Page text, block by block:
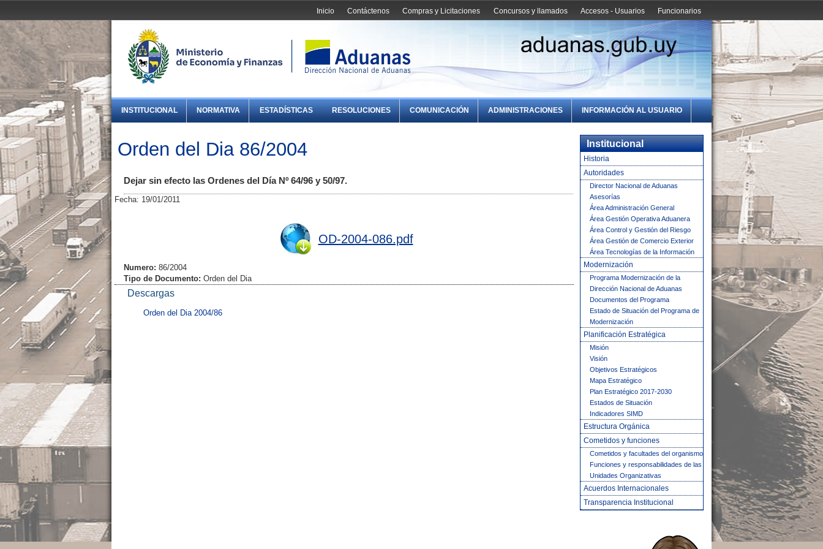
Funcionarios
Accesos - Usuarios
Concursos y llamados
Compras y Licitaciones
Contáctenos
Inicio
INSTITUCIONAL NORMATIVA ESTADÍSTICAS RESOLUCIONES COMUNICACIÓN ADMINISTRACIONES INFORMACIÓN AL USUARIO
Orden del Dia 86/2004
Dejar sin efecto las Ordenes del Día Nº 64/96 y 50/97.
Fecha: 19/01/2011
OD-2004-086.pdf
Numero: 86/2004
Tipo de Documento: Orden del Dia
Descargas
Orden del Dia 2004/86
Institucional
Historia
Autoridades
Director Nacional de Aduanas
Asesorías
Área Administración General
Área Gestión Operativa Aduanera
Área Control y Gestión del Riesgo
Área Gestión de Comercio Exterior
Área Tecnologías de la Información
Modernización
Programa Modernización de la
Dirección Nacional de Aduanas
Documentos del Programa
Estado de Situación del Programa de
Modernización
Planificación Estratégica
Misión
Visión
Objetivos Estratégicos
Mapa Estratégico
Plan Estratégico 2017-2030
Estados de Situación
Indicadores SIMD
Estructura Orgánica
Cometidos y funciones
Cometidos y facultades del organismo
Funciones y responsabilidades de las
Unidades Organizativas
Acuerdos Internacionales
Transparencia Institucional